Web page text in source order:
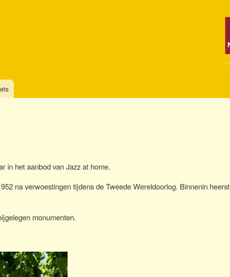
in het aanbod van Jazz at home.
na verwoestingen tijdens de Tweede Wereldoorlog. Binnenin heerst
monumenten.